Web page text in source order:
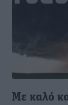
Με καλό